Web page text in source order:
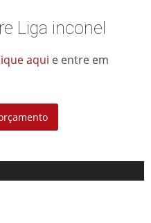
Liga inconel
aqui e entre em